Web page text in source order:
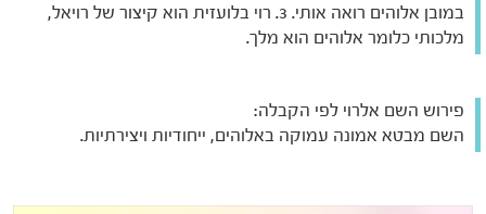
במובן אלוהים רואה אותי. 3. רוי בלועזית הוא קיצור של רויאל,
מלכותי כלומר אלוהים הוא מלך.
פירוש השם אלרוי לפי הקבלה:
השם מבטא אמונה עמוקה באלוהים, ייחודיות ויצירתיות.